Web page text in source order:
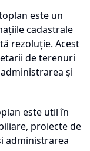
este un
cadastrale
rezoluție. Acest
de terenuri
și
este util în
proiecte de
administrarea